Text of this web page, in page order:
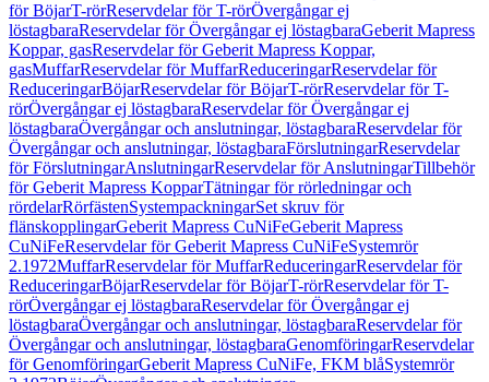
för BöjarT-rörReservdelar för T-rörÖvergångar ej
löstagbaraReservdelar för Övergångar ej löstagbaraGeberit Mapress
Koppar, gasReservdelar för Geberit Mapress Koppar,
gasMuffarReservdelar för MuffarReduceringarReservdelar för
ReduceringarBöjarReservdelar för BöjarT-rörReservdelar för T-
rörÖvergångar ej löstagbaraReservdelar för Övergångar ej
löstagbaraÖvergångar och anslutningar, löstagbaraReservdelar för
Övergångar och anslutningar, löstagbaraFörslutningarReservdelar
för FörslutningarAnslutningarReservdelar för AnslutningarTillbehör
för Geberit Mapress KopparTätningar för rörledningar och
rördelarRörfästenSystempackningarSet skruv för
flänskopplingarGeberit Mapress CuNiFeGeberit Mapress
CuNiFeReservdelar för Geberit Mapress CuNiFeSystemrör
2.1972MuffarReservdelar för MuffarReduceringarReservdelar för
ReduceringarBöjarReservdelar för BöjarT-rörReservdelar för T-
rörÖvergångar ej löstagbaraReservdelar för Övergångar ej
löstagbaraÖvergångar och anslutningar, löstagbaraReservdelar för
Övergångar och anslutningar, löstagbaraGenomföringarReservdelar
för GenomföringarGeberit Mapress CuNiFe, FKM blåSystemrör